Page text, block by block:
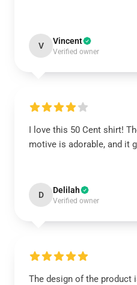
V Vincent
Verified owner
I love this 50 Cent shirt!
motive is adorable, and it
D Delilah
Verified owner
The design of the product